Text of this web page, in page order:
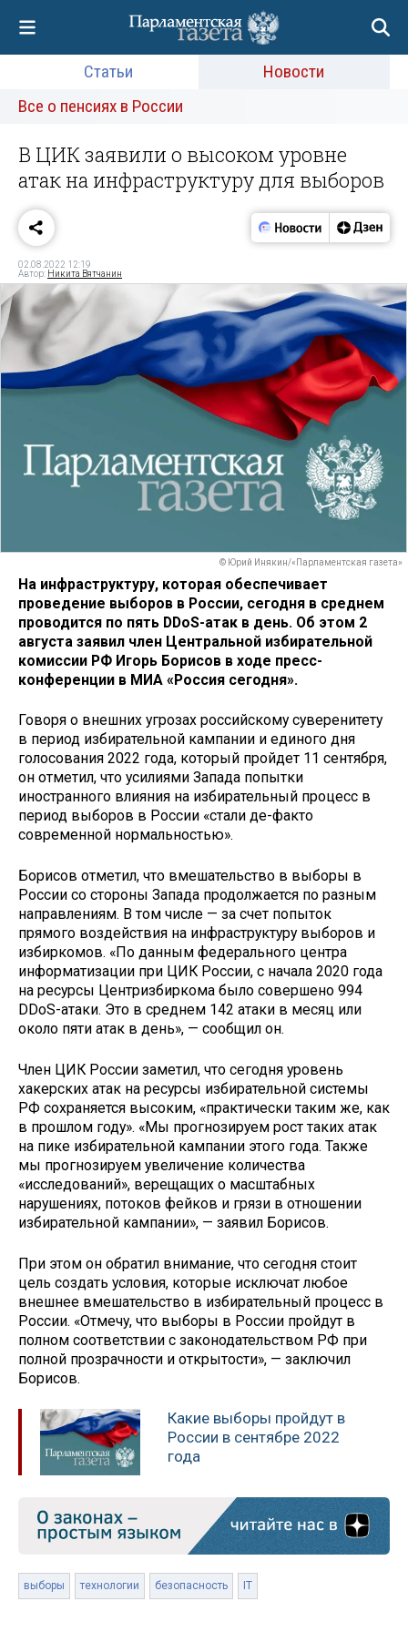
Статьи
Новости
Все о пенсиях в России
В ЦИК заявили о высоком уровне
атак на инфраструктуру для выборов
02.08.2022 12:19
Автор: Никита Вятчанин
© Юрий Инякин/«Парламентская газета»
На инфраструктуру, которая обеспечивает
проведение выборов в России, сегодня в среднем
проводится по пять DDoS-атак в день. Об этом 2
августа заявил член Центральной избирательной
комиссии РФ Игорь Борисов в ходе пресс-
конференции в МИА «Россия сегодня».
Говоря о внешних угрозах российскому суверенитету
в период избирательной кампании и единого дня
голосования 2022 года, который пройдет 11 сентября,
он отметил, что усилиями Запада попытки
иностранного влияния на избирательный процесс в
период выборов в России «стали де-факто
современной нормальностью».
Борисов отметил, что вмешательство в выборы в
России со стороны Запада продолжается по разным
направлениям. В том числе — за счет попыток
прямого воздействия на инфраструктуру выборов и
избиркомов. «По данным федерального центра
информатизации при ЦИК России, с начала 2020 года
на ресурсы Центризбиркома было совершено 994
DDoS-атаки. Это в среднем 142 атаки в месяц или
около пяти атак в день», — сообщил он.
Член ЦИК России заметил, что сегодня уровень
хакерских атак на ресурсы избирательной системы
РФ сохраняется высоким, «практически таким же, как
в прошлом году». «Мы прогнозируем рост таких атак
на пике избирательной кампании этого года. Также
мы прогнозируем увеличение количества
«исследований», верещащих о масштабных
нарушениях, потоков фейков и грязи в отношении
избирательной кампании», — заявил Борисов.
При этом он обратил внимание, что сегодня стоит
цель создать условия, которые исключат любое
внешнее вмешательство в избирательный процесс в
России. «Отмечу, что выборы в России пройдут в
полном соответствии с законодательством РФ при
полной прозрачности и открытости», — заключил
Борисов.
Какие выборы пройдут в
России в сентябре 2022
года
выборы технологии безопасность IT